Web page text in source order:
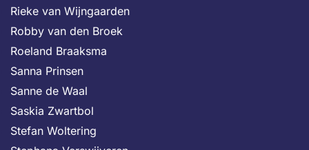
Rieke van Wijngaarden
Robby van den Broek
Roeland Braaksma
Sanna Prinsen
Sanne de Waal
Saskia Zwartbol
Stefan Woltering